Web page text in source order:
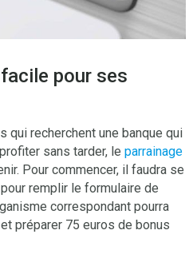
pour ses
qui recherchent une banque qui
sans tarder, le parrainage
Pour commencer, il faudra se
remplir le formulaire de
correspondant pourra
préparer 75 euros de bonus